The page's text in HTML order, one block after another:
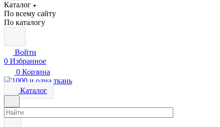
Каталог
По всему сайту
По каталогу
Войти
0 Избранное
0 Корзина
Каталог